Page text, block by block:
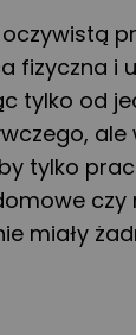
fizyczna i
tylko od
tylko
czy
miały